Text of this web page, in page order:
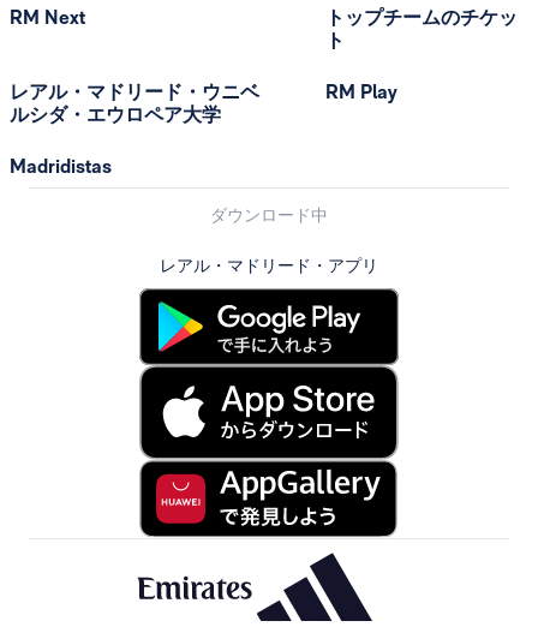
RM Next
レアル・マドリード・ウニベ
ルシダ・エウロペア大学
Madridistas
トップチームのチケッ
ト
RM Play
ダウンロード中
レアル・マドリード・アプリ